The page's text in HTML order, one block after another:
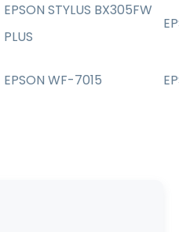
EPSON STYLUS BX305FW
PLUS
EPSON WF-7015